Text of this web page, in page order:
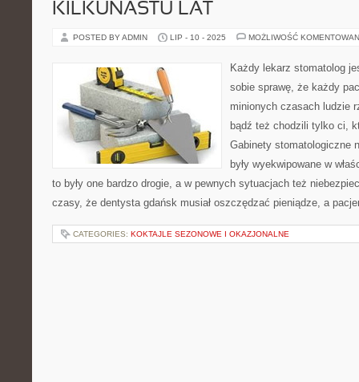
KILKUNASTU LAT
POSTED BY ADMIN LIP - 10 - 2025 MOŻLIWOŚĆ
Każdy lekarz stomatolog
sobie sprawę, że każdy
minionych czasach ludzie
bądź też chodzili tylko ci,
Gabinety stomatologiczne
były wyekwipowane w
to były one bardzo drogie, a w pewnych sytuacjach też
czasy, że dentysta gdańsk musiał oszczędzać pieniądze, a
CATEGORIES: KOKTAJLE SEZONOWE I OKAZJONALNE